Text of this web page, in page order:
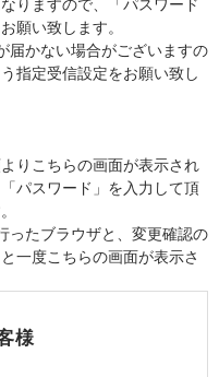
願い致します。
届かない場合がございますの
指定受信設定をお願い致し
りこちらの画面が表示され
パスワード」を入力して頂
ったブラウザと、変更確認の
一度こちらの画面が表示さ
様